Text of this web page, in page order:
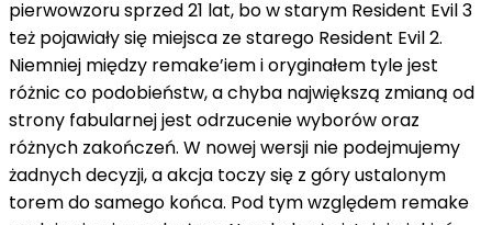
pierwowzoru sprzed 21 lat, bo w starym Resident Evil 3
też pojawiały się miejsca ze starego Resident Evil 2.
Niemniej między remake’iem i oryginałem tyle jest
różnic co podobieństw, a chyba największą zmianą od
strony fabularnej jest odrzucenie wyborów oraz
różnych zakończeń. W nowej wersji nie podejmujemy
żadnych decyzji, a akcja toczy się z góry ustalonym
torem do samego końca. Pod tym względem remake